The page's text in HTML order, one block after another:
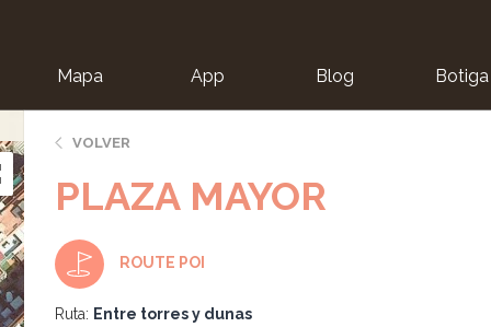
Mapa App Blog Botiga
VOLVER
PLAZA MAYOR
ROUTE POI
Ruta: Entre torres y dunas